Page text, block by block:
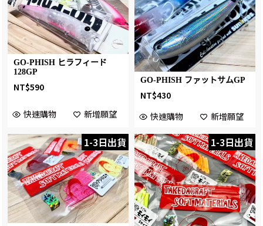
GO-PHISH ヒラフィード
128GP
NT$590
快速購物 新增願望
GO-PHISH ファットサムGP
NT$430
快速購物
新增願望
1-3日出貨 1-3日出貨